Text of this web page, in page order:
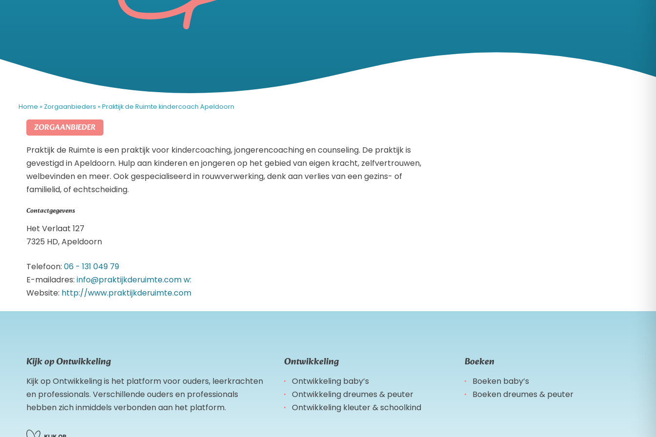
Home » Zorgaanbieders » Praktijk de Ruimte kindercoach Apeldoorn
ZORGAANBIEDER
Praktijk de Ruimte is een praktijk voor kindercoaching, jongerencoaching en counseling. De praktijk is
gevestigd in Apeldoorn. Hulp aan kinderen en jongeren op het gebied van eigen kracht, zelfvertrouwen,
welbevinden en meer. Ook gespecialiseerd in rouwverwerking, denk aan verlies van een gezins- of
familielid, of echtscheiding.
Contactgegevens
Het Verlaat 127
7325 HD, Apeldoorn
Telefoon: 06 - 131 049 79
E-mailadres: info@praktijkderuimte.comw:
Website: http://www.praktijkderuimte.com
Kijk op Ontwikkeling
Kijk op Ontwikkeling is het platform voor ouders, leerkrachten
en professionals. Verschillende ouders en professionals
hebben zich inmiddels verbonden aan het platform.
Ontwikkeling
Ontwikkeling baby’s
Ontwikkeling dreumes & peuter
Ontwikkeling kleuter & schoolkind
Boeken
Boeken baby’s
Boeken dreumes & peuter